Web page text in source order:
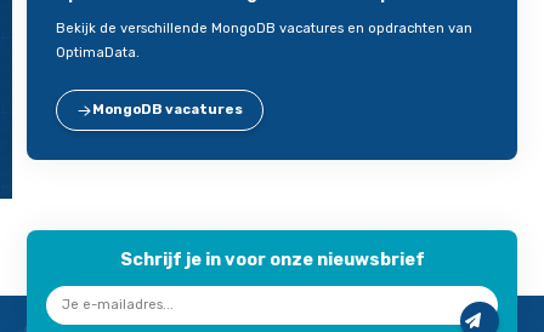
Wat zijn de kosten van MongoDB beheer via
Wat is MongoDB en waarom zou ik het kiezen als
Welke bedrijven of sectoren maken gebruik van
Hoe zorgt OptimaData voor de beveiliging van
databases?
Wat zijn de best practices voor het beheren van een